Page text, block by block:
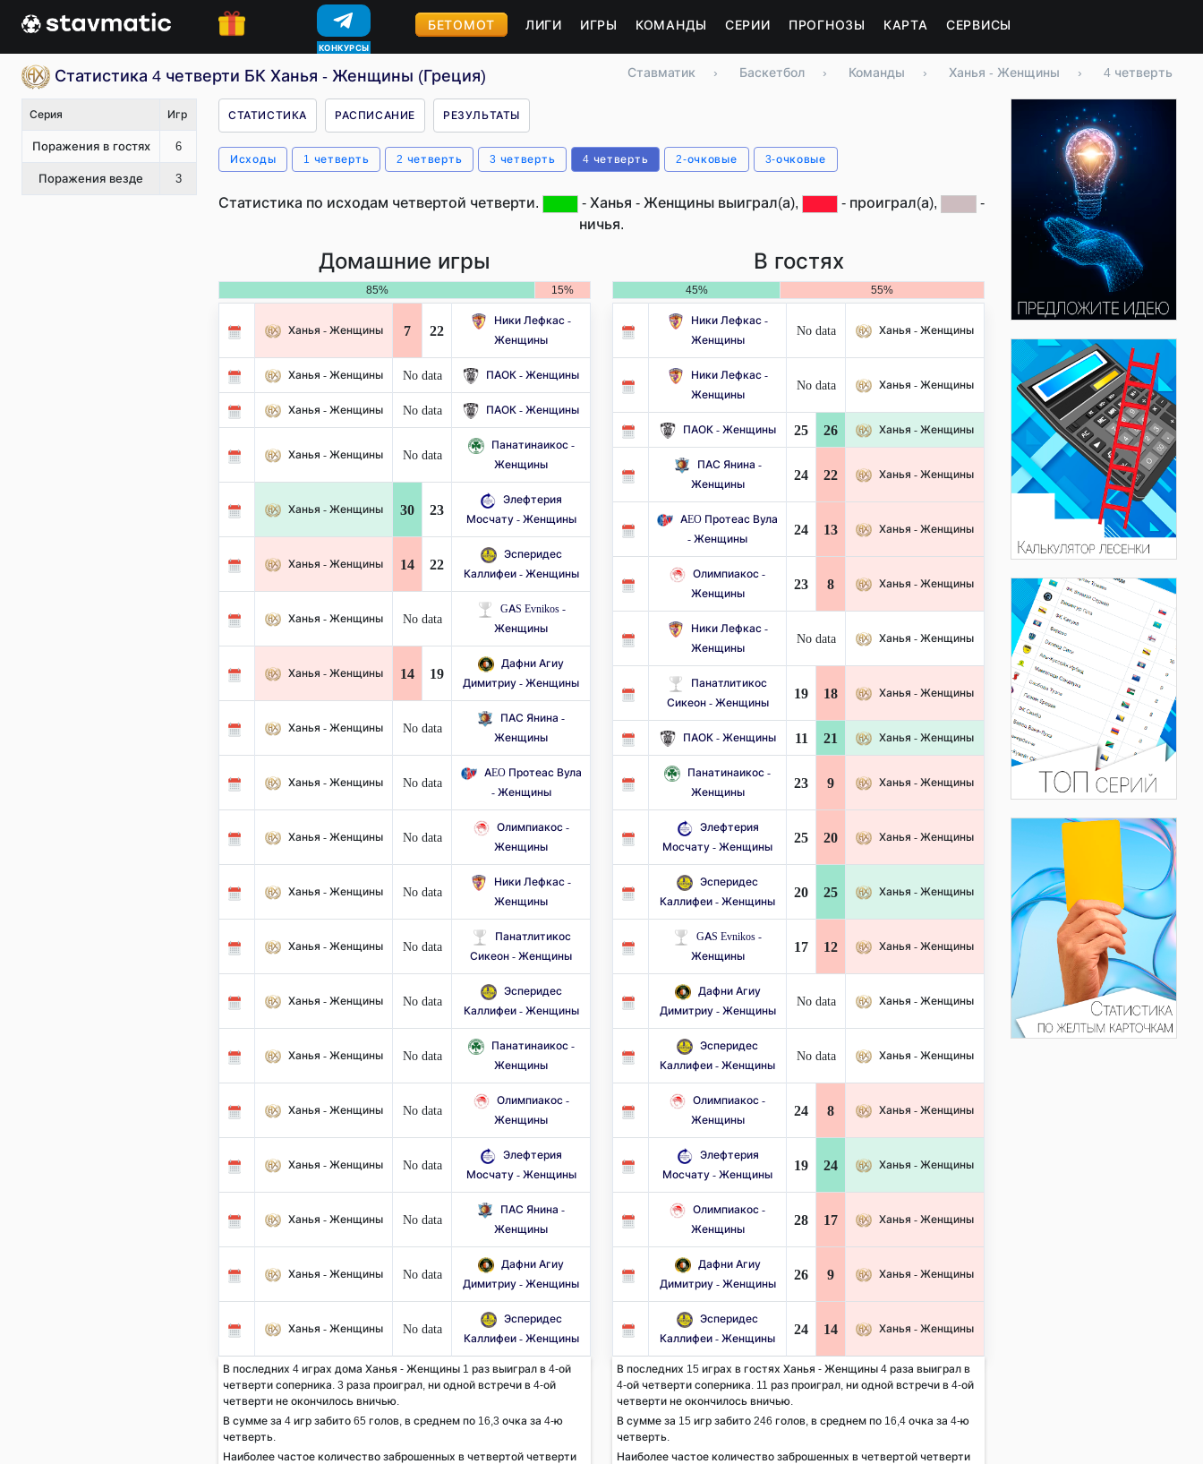
КОНКУРСЫ
БЕТОМОТ ЛИГИ ИГРЫ КОМАНДЫ СЕРИИ ПРОГНОЗЫ КАРТА СЕРВИСЫ
Статистика 4 четверти БК Ханья - Женщины (Греция) Ставматик › Баскетбол › Команды › Ханья - Женщины › 4 четверть
Серия Игр
Поражения в гостях 6
Поражения везде 3
СТАТИСТИКА РАСПИСАНИЕ РЕЗУЛЬТАТЫ
Исходы 1 четверть 2 четверть 3 четверть 4 четверть 2-очковые 3-очковые
Статистика по исходам четвертой четверти. - Ханья - Женщины выиграл(а), - проиграл(а),
-
ничья.
Домашние игры
85% 15%
Ханья - Женщины 7 22
Ники Лефкас -
Женщины
Ханья - Женщины No data ПАОК - Женщины
Ханья - Женщины No data ПАОК - Женщины
Ханья - Женщины No data
Панатинаикос -
Женщины
Ханья - Женщины 30 23
Элефтерия
Мосчату - Женщины
Ханья - Женщины 14 22
Эсперидес
Каллифеи - Женщины
Ханья - Женщины No data
GAS Evnikos -
Женщины
Ханья - Женщины 14 19
Дафни Агиу
Димитриу - Женщины
Ханья - Женщины No data
ПАС Янина -
Женщины
Ханья - Женщины No data
AEO Протеас Вула
- Женщины
Ханья - Женщины No data
Олимпиакос -
Женщины
Ханья - Женщины No data
Ники Лефкас -
Женщины
Ханья - Женщины No data
Панатлитикос
Сикеон - Женщины
Ханья - Женщины No data
Эсперидес
Каллифеи - Женщины
Ханья - Женщины No data
Панатинаикос -
Женщины
Ханья - Женщины No data
Олимпиакос -
Женщины
Ханья - Женщины No data
Элефтерия
Мосчату - Женщины
Ханья - Женщины No data
ПАС Янина -
Женщины
Ханья - Женщины No data
Дафни Агиу
Димитриу - Женщины
Ханья - Женщины No data
Эсперидес
Каллифеи - Женщины
В последних 4 играх дома Ханья - Женщины 1 раз выиграл в 4-ой
четверти соперника. 3 раза проиграл, ни одной встречи в 4-ой
четверти не окончилось вничью.
В сумме за 4 игр забито 65 голов, в среднем по 16,3 очка за 4-ю
четверть.
Наиболее частое количество заброшенных в четвертой четверти
В гостях
45% 55%
Ники Лефкас -
Женщины
No data Ханья - Женщины
Ники Лефкас -
Женщины
No data Ханья - Женщины
ПАОК - Женщины 25 26 Ханья - Женщины
ПАС Янина -
Женщины
24 22 Ханья - Женщины
AEO Протеас Вула
- Женщины
24 13 Ханья - Женщины
Олимпиакос -
Женщины
23 8 Ханья - Женщины
Ники Лефкас -
Женщины
No data Ханья - Женщины
Панатлитикос
Сикеон - Женщины
19 18 Ханья - Женщины
ПАОК - Женщины 11 21 Ханья - Женщины
Панатинаикос -
Женщины
23 9 Ханья - Женщины
Элефтерия
Мосчату - Женщины
25 20 Ханья - Женщины
Эсперидес
Каллифеи - Женщины
20 25 Ханья - Женщины
GAS Evnikos -
Женщины
17 12 Ханья - Женщины
Дафни Агиу
Димитриу - Женщины
No data Ханья - Женщины
Эсперидес
Каллифеи - Женщины
No data Ханья - Женщины
Олимпиакос -
Женщины
24 8 Ханья - Женщины
Элефтерия
Мосчату - Женщины
19 24 Ханья - Женщины
Олимпиакос -
Женщины
28 17 Ханья - Женщины
Дафни Агиу
Димитриу - Женщины
26 9 Ханья - Женщины
Эсперидес
Каллифеи - Женщины
24 14 Ханья - Женщины
В последних 15 играх в гостях Ханья - Женщины 4 раза выиграл в
4-ой четверти соперника. 11 раз проиграл, ни одной встречи в 4-ой
четверти не окончилось вничью.
В сумме за 15 игр забито 246 голов, в среднем по 16,4 очка за 4-ю
четверть.
Наиболее частое количество заброшенных в четвертой четверти